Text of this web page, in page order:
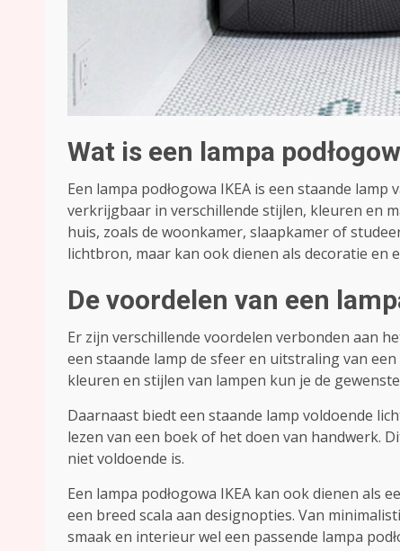
Wat is een lampa
Een lampa podłogowa IKEA is een staande
verkrijgbaar in verschillende stijlen, kleuren en
huis, zoals de woonkamer, slaapkamer of
lichtbron, maar kan ook dienen als decoratie
De voordelen van een
Er zijn verschillende voordelen verbonden aan
een staande lamp de sfeer en uitstraling van
kleuren en stijlen van lampen kun je de
Daarnaast biedt een staande lamp voldoende
lezen van een boek of het doen van handwerk.
niet voldoende is.
Een lampa podłogowa IKEA kan ook dienen als
een breed scala aan designopties. Van
smaak en interieur wel een passende lampa